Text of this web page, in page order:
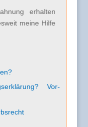
erhalten
meine Hilfe
Vor-